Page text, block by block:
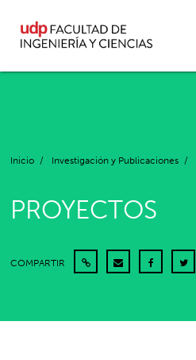
Inicio / Investigación y Publicaciones /
PROYECTOS
COMPARTIR